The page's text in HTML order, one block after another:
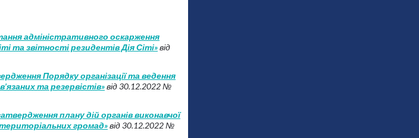
адміністративного оскарження
та звітності резидентів Дія Сіті»від
Порядку організації та ведення
та резервістів»від 30.12.2022 №
плану дій органів виконавчої
громад»від 30.12.2022 №